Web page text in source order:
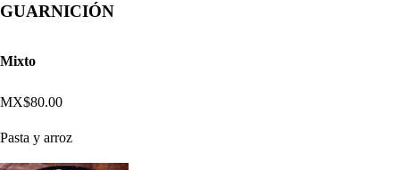
GUARNICIÓN
Mixto
MX$80.00
Pasta y arroz